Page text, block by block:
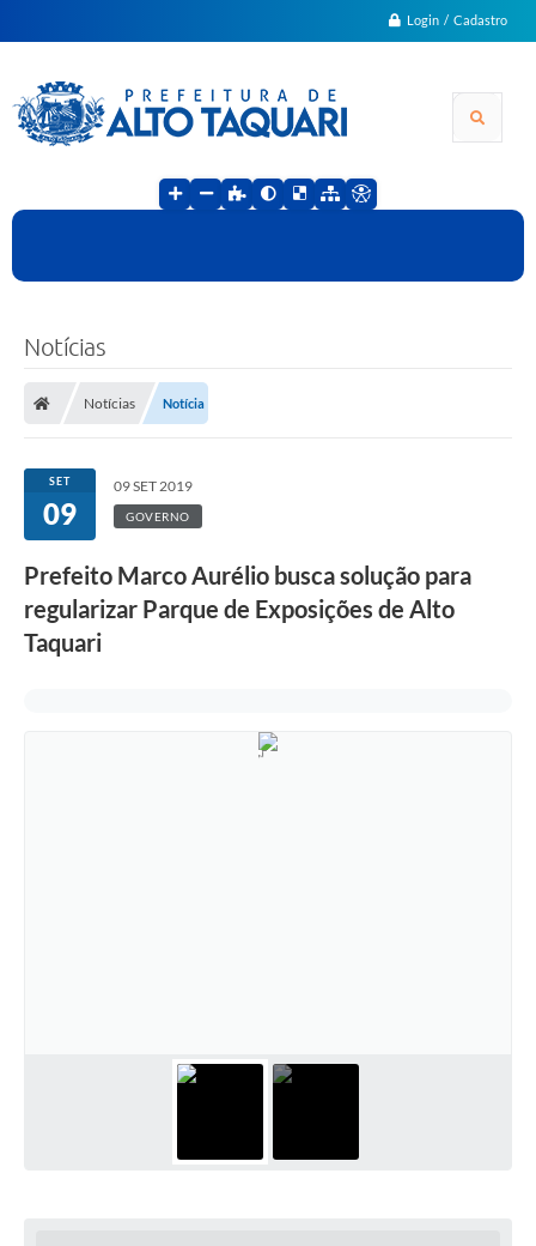
Login / Cadastro
Notícias
Notícias Notícia
SET
09
09 SET 2019
GOVERNO
Prefeito Marco Aurélio busca solução para
regularizar Parque de Exposições de Alto
Taquari